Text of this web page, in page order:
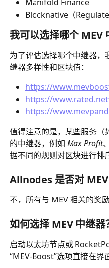
Manifold Finance
Blocknative（
我可以选择哪个 MEV
为了评估选择哪个中继器，
继器多样性和区块值：
https://
https://
https://
值得注意的是，某些服务
的中继器，例如 Max Profit、
据不同的规则对区块进行排
Allnodes 是否对 MEV
不，所有与 MEV 相关的奖
如何选择 MEV 中继器
启动以太坊节点或
“MEV-Boost”选项直接在界